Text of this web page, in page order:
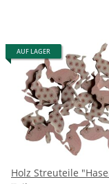
AUF LAGER
Holz Streuteile